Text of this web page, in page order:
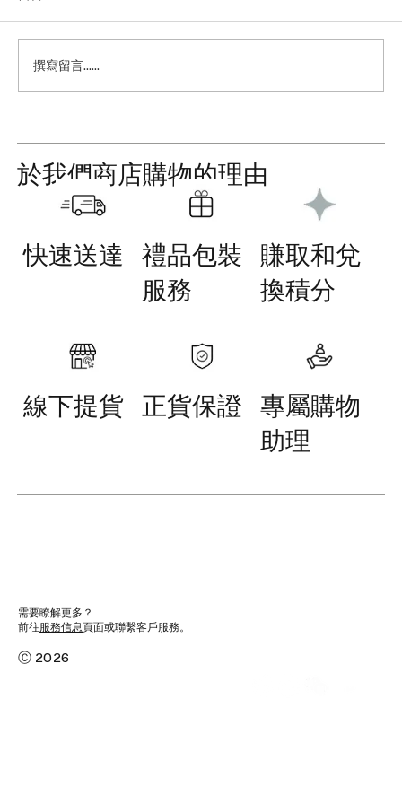
認識你的 Dosha 體質 – Surya 阿育吠陀護膚與生活
撰寫留言......
於我們商店購物的理由
快速送達
禮品包裝
服務
賺取和兌
換積分
線下提貨 正貨保證 專屬購物
助理
需要瞭解更多？
前往服務信息頁面或聯繫客戶服務。
Ⓒ 2026